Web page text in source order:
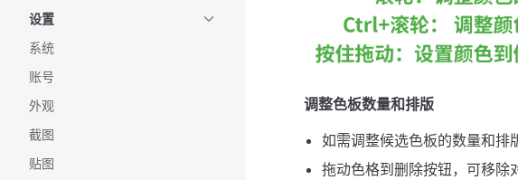
设置
系统
账号
外观
截图
贴图
调整色板数量和排版
如需调整候选色板的数量和排
拖动色格到删除按钮，可移除